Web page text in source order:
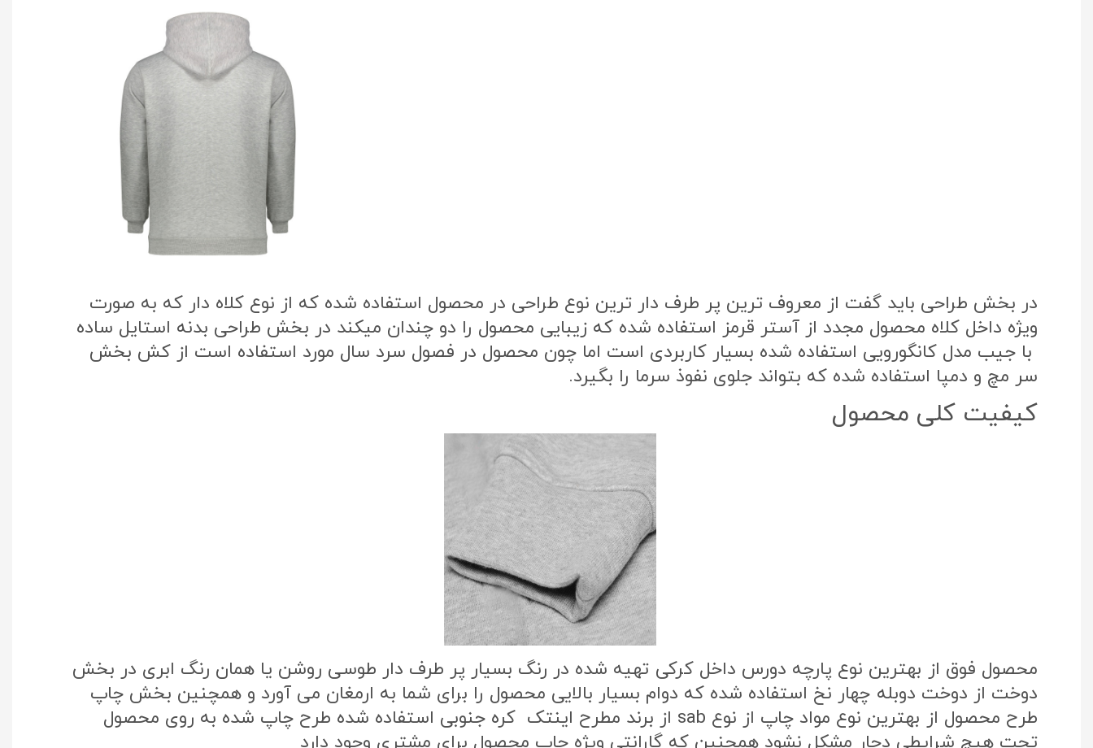
در بخش طراحی باید گفت از معروف ترین پر طرف دار ترین نوع طراحی در محصول استفاده شده که از نوع کلاه دار که به صورت
ویژه داخل کلاه محصول مجدد از آستر قرمز استفاده شده که زیبایی محصول را دو چندان میکند در بخش طراحی بدنه استایل ساده
با جیب مدل کانگورویی استفاده شده بسیار کاربردی است اما چون محصول در فصول سرد سال مورد استفاده است از کش بخش
سر مچ و دمپا استفاده شده که بتواند جلوی نفوذ سرما را بگیرد.
کیفیت کلی محصول
محصول فوق از بهترین نوع پارچه دورس داخل کرکی تهیه شده در رنگ بسیار پر طرف دار طوسی روشن یا همان رنگ ابری در بخش
دوخت از دوخت دوبله چهار نخ استفاده شده که دوام بسیار بالایی محصول را برای شما به ارمغان می آورد و همچنین بخش چاپ
طرح محصول از بهترین نوع مواد چاپ از نوع sab از برند مطرح اینتک کره جنوبی استفاده شده طرح چاپ شده به روی محصول
تحت هیچ شرایطی دچار مشکل نشود همچنین که گارانتی ویژه چاپ محصول برای مشتری وجود دارد